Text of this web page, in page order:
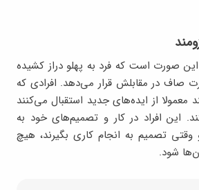
صورت است که فرد به پهلو دراز کشیده
صاف در مقابلش قرار می‌دهد. افرادی که
از ایده‌های جدید استقبال می‌کنند
این افراد در کار و تصمیم‌های خود به
تصمیم به انجام کاری بگیرند، هیچ
شود.